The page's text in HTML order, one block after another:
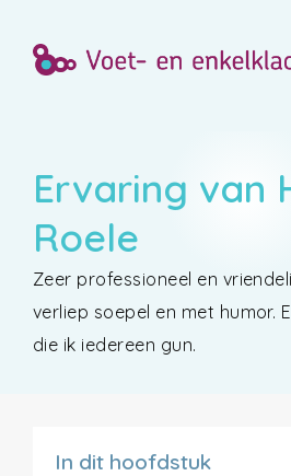
Ervaring van
Roele
Zeer professioneel en
verliep soepel en met humor.
die ik iedereen gun.
In dit hoofdstuk